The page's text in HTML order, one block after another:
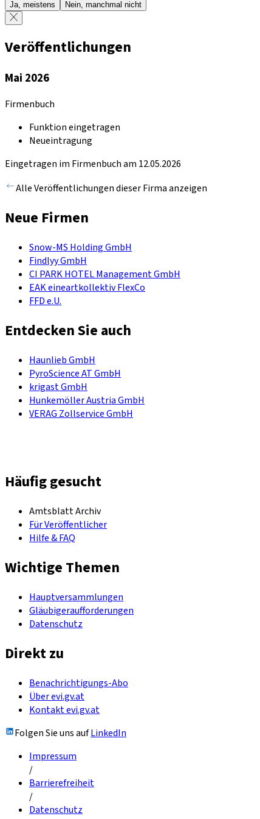
Ja, meistens Nein, manchmal nicht
Veröffentlichungen
Mai 2026
Firmenbuch
Funktion eingetragen
Neueintragung
Eingetragen im Firmenbuch am 12.05.2026
Alle Veröffentlichungen dieser Firma anzeigen
Neue Firmen
Snow-MS Holding GmbH
Findlyy GmbH
CI PARK HOTEL Management GmbH
EAK eineartkollektiv FlexCo
FFD e.U.
Entdecken Sie auch
Haunlieb GmbH
PyroScience AT GmbH
krigast GmbH
Hunkemöller Austria GmbH
VERAG Zollservice GmbH
Häufig gesucht
Amtsblatt Archiv
Für Veröffentlicher
Hilfe & FAQ
Wichtige Themen
Hauptversammlungen
Gläubigeraufforderungen
Datenschutz
Direkt zu
Benachrichtigungs-Abo
Über evi.gv.at
Kontakt evi.gv.at
Folgen Sie uns aufLinkedIn
Impressum
/
Barrierefreiheit
/
Datenschutz